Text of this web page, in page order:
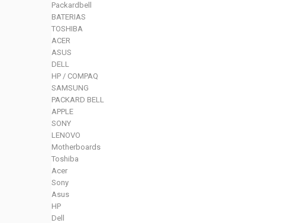
Packardbell
BATERIAS
TOSHIBA
ACER
ASUS
DELL
HP / COMPAQ
SAMSUNG
PACKARD BELL
APPLE
SONY
LENOVO
Motherboards
Toshiba
Acer
Sony
Asus
HP
Dell